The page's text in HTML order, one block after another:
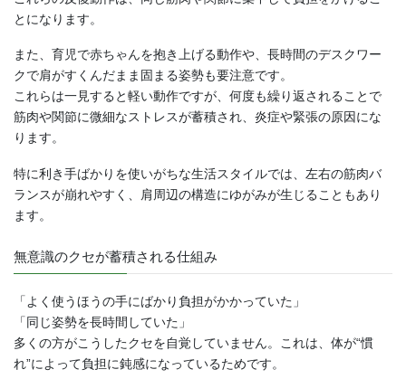
とになります。
また、育児で赤ちゃんを抱き上げる動作や、長時間のデスクワー
クで肩がすくんだまま固まる姿勢も要注意です。
これらは一見すると軽い動作ですが、何度も繰り返されることで
筋肉や関節に微細なストレスが蓄積され、炎症や緊張の原因にな
ります。
特に利き手ばかりを使いがちな生活スタイルでは、左右の筋肉バ
ランスが崩れやすく、肩周辺の構造にゆがみが生じることもあり
ます。
無意識のクセが蓄積される仕組み
「よく使うほうの手にばかり負担がかかっていた」
「同じ姿勢を長時間していた」
多くの方がこうしたクセを自覚していません。これは、体が“慣
れ”によって負担に鈍感になっているためです。